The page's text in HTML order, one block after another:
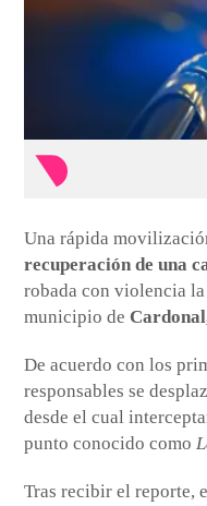
Una rápida
recuperación de una
robada con violencia la
municipio de
De acuerdo con los
responsables se
desde el cual
punto conocido como
Tras recibir el reporte,